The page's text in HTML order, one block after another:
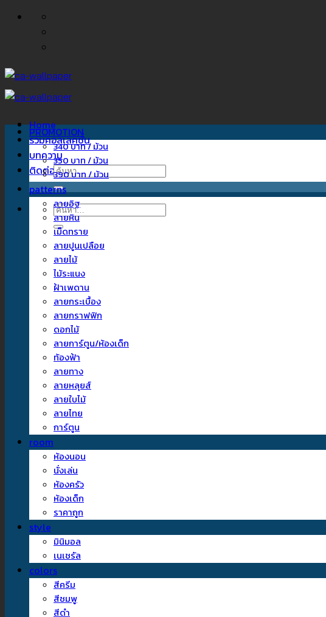
ข้าม
Home
รวมคอลเลคชั่น
บทความ
ติดต่อเรา
ค้นหา:
ค้นหา:
PROMOTION
340 บาท / ม้วน
350 บาท / ม้วน
390 บาท / ม้วน
patterns
ลายอิฐ
ลายหิน
เม็ดทราย
ลายปูนเปลือย
ลายไม้
ไม้ระแนง
ฝ้าเพดาน
ลายกระเบื้อง
ลายกราฟฟิก
ดอกไม้
ลายการ์ตูน/ห้องเด็ก
ท้องฟ้า
ลายทาง
ลายหลุยส์
ลายใบไม้
ลายไทย
การ์ตูน
room
ห้องนอน
นั่งเล่น
ห้องครัว
ห้องเด็ก
ราคาถูก
style
มินิมอล
เนเชรัล
colors
สีครีม
สีชมพู
สีดำ